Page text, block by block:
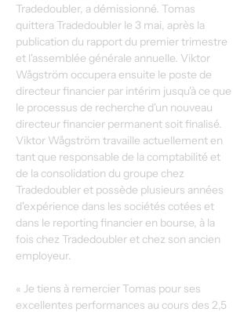
Tradedoubler, a démissionné. Tomas
quittera Tradedoubler le 3 mai, après la
publication du rapport du premier trimestre
et l'assemblée générale annuelle. Viktor
Wågström occupera ensuite le poste de
directeur financier par intérim jusqu'à ce que
le processus de recherche d'un nouveau
directeur financier permanent soit finalisé.
Viktor Wågström travaille actuellement en
tant que responsable de la comptabilité et
de la consolidation du groupe chez
Tradedoubler et possède plusieurs années
d'expérience dans les sociétés cotées et
dans le reporting financier en bourse, à la
fois chez Tradedoubler et chez son ancien
employeur.
« Je tiens à remercier Tomas pour ses
excellentes performances au cours des 2,5